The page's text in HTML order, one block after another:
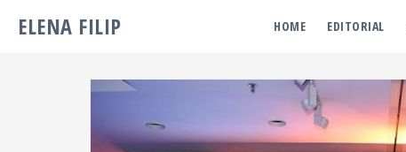
ELENA FILIP HOME EDITORIAL